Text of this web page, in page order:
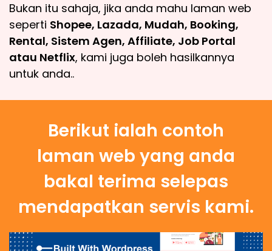
Bukan itu sahaja, jika anda mahu laman web
seperti Shopee, Lazada, Mudah, Booking,
Rental, Sistem Agen, Affiliate, Job Portal
atau Netflix, kami juga boleh hasilkannya
untuk anda..
Berikut ialah contoh
laman web yang anda
bakal terima selepas
mendapatkan servis kami.